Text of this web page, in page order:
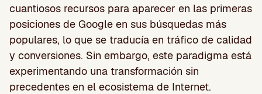
cuantiosos recursos para aparecer en las primeras
posiciones de Google en sus búsquedas más
populares, lo que se traducía en tráfico de calidad
y conversiones. Sin embargo, este paradigma está
experimentando una transformación sin
precedentes en el ecosistema de Internet.